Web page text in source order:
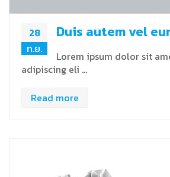
28
ก.ย.
Duis autem vel
Lorem ipsum dolor sit
adipiscing eli …
Read more